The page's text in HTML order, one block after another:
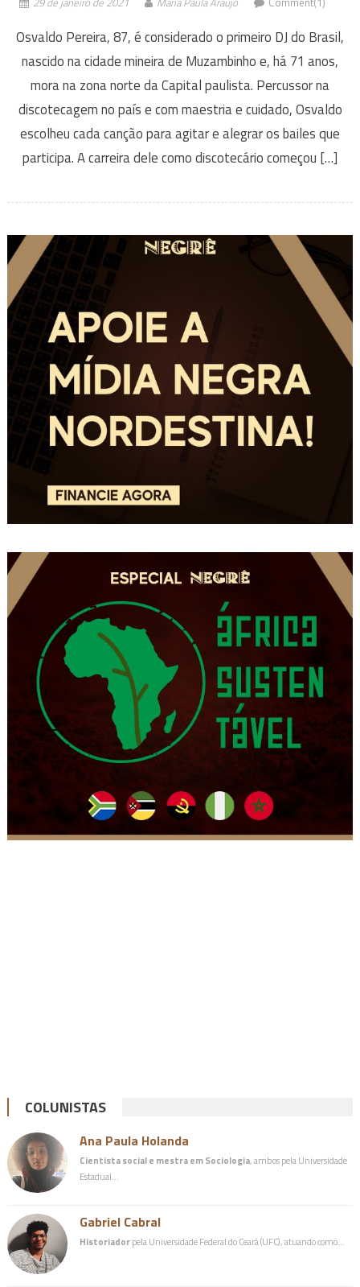
Osvaldo Pereira, 87, é considerado o primeiro DJ do Brasil,
nascido na cidade mineira de Muzambinho e, há 71 anos,
mora na zona norte da Capital paulista. Percussor na
discotecagem no país e com maestria e cuidado, Osvaldo
escolheu cada canção para agitar e alegrar os bailes que
participa. A carreira dele como discotecário começou […]
COLUNISTAS
Ana Paula Holanda
Cientista social e mestra em Sociologia, ambos pela Universidade
Estadual…
Gabriel Cabral
Historiadorpela Universidade Federal do Ceará (UFC), atuando como…